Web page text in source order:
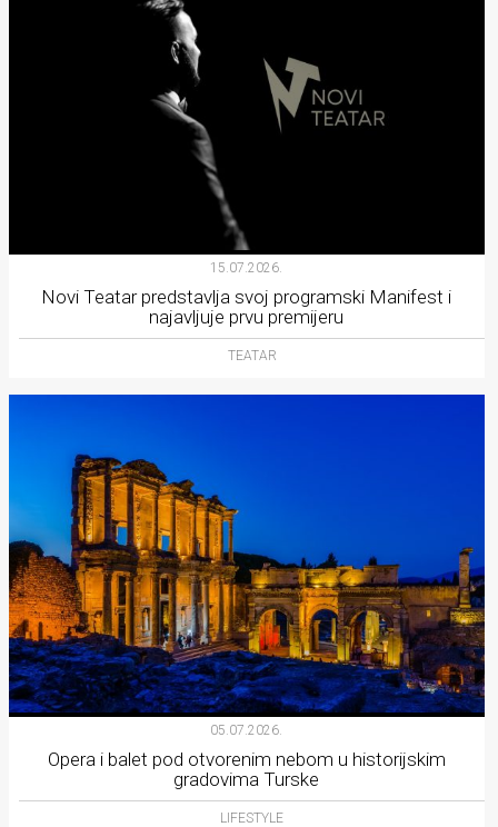
15.07.2026.
Novi Teatar predstavlja svoj programski Manifest i
najavljuje prvu premijeru
TEATAR
05.07.2026.
Opera i balet pod otvorenim nebom u historijskim
gradovima Turske
LIFESTYLE